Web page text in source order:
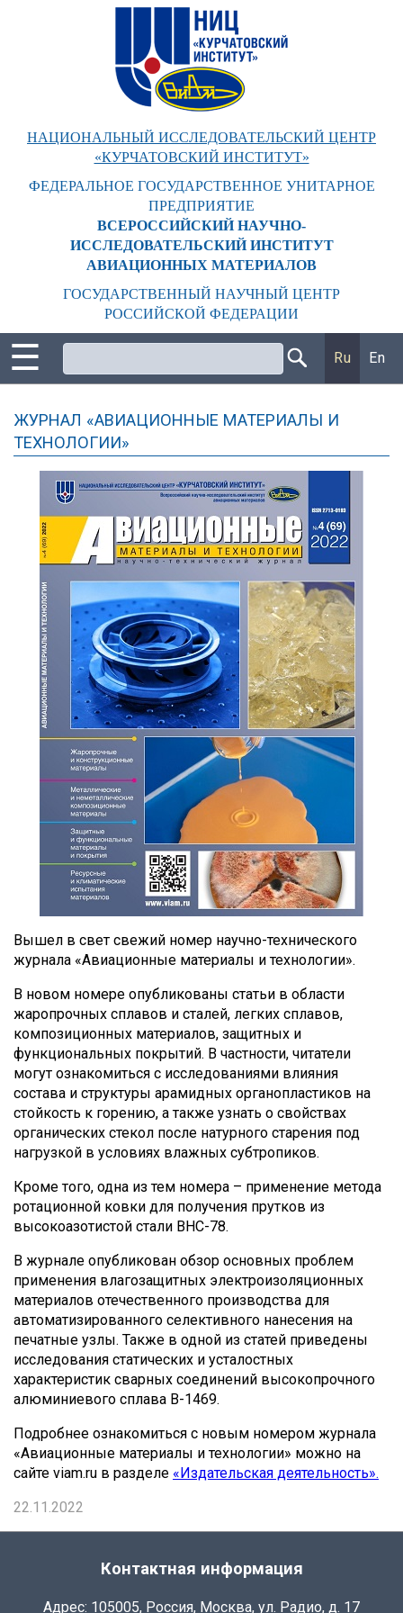
НАЦИОНАЛЬНЫЙ ИССЛЕДОВАТЕЛЬСКИЙ ЦЕНТР
«КУРЧАТОВСКИЙ ИНСТИТУТ»
ФЕДЕРАЛЬНОЕ ГОСУДАРСТВЕННОЕ УНИТАРНОЕ
ПРЕДПРИЯТИЕ
ВСЕРОССИЙСКИЙ НАУЧНО-
ИССЛЕДОВАТЕЛЬСКИЙ ИНСТИТУТ
АВИАЦИОННЫХ МАТЕРИАЛОВ
ГОСУДАРСТВЕННЫЙ НАУЧНЫЙ ЦЕНТР
РОССИЙСКОЙ ФЕДЕРАЦИИ
☰ Ru En
ЖУРНАЛ «АВИАЦИОННЫЕ МАТЕРИАЛЫ И
ТЕХНОЛОГИИ»
Вышел в свет свежий номер научно-технического
журнала «Авиационные материалы и технологии».
В новом номере опубликованы статьи в области
жаропрочных сплавов и сталей, легких сплавов,
композиционных материалов, защитных и
функциональных покрытий. В частности, читатели
могут ознакомиться с исследованиями влияния
состава и структуры арамидных органопластиков на
стойкость к горению, а также узнать о свойствах
органических стекол после натурного старения под
нагрузкой в условиях влажных субтропиков.
Кроме того, одна из тем номера – применение метода
ротационной ковки для получения прутков из
высокоазотистой стали ВНС-78.
В журнале опубликован обзор основных проблем
применения влагозащитных электроизоляционных
материалов отечественного производства для
автоматизированного селективного нанесения на
печатные узлы. Также в одной из статей приведены
исследования статических и усталостных
характеристик сварных соединений высокопрочного
алюминиевого сплава В-1469.
Подробнее ознакомиться с новым номером журнала
«Авиационные материалы и технологии» можно на
сайте viam.ru в разделе «Издательская деятельность».
22.11.2022
Контактная информация
Адрес: 105005, Россия, Москва, ул. Радио, д. 17